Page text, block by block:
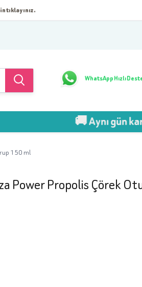
tıklayınız.
WhatsApp Hızlı
🚚 Aynı gün
150 ml
Power Propolis Çörek Otu